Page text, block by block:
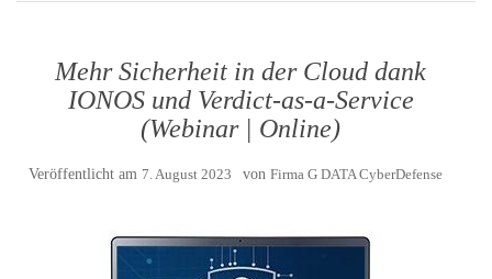
Mehr Sicherheit in der Cloud dank
IONOS und Verdict-as-a-Service
(Webinar | Online)
Veröffentlicht am 7. August 2023 von Firma G DATA CyberDefense